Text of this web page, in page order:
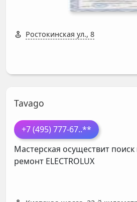
Ростокинская ул., 8
Tavago
+7 (495) 777-67..**
Мастерская осуществит
ремонт ELECTROLUX